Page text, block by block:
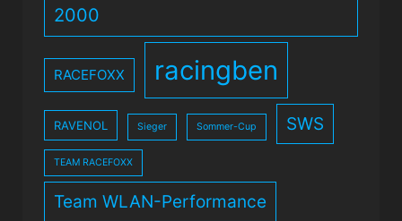
2000
RACEFOXX racingben
RAVENOL Sieger Sommer-Cup SWS
TEAM RACEFOXX
Team WLAN-Performance